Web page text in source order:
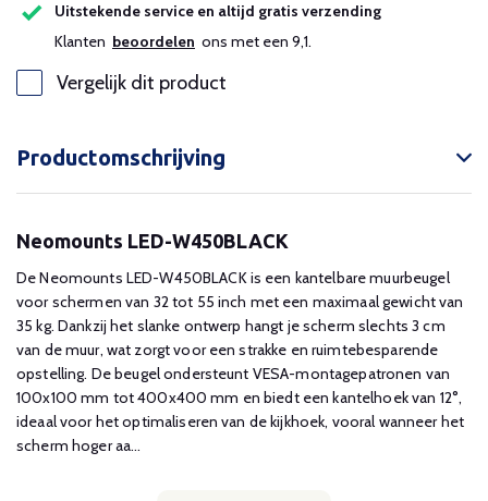
Uitstekende service en altijd gratis verzending
Klanten beoordelen ons met een 9,1.
Vergelijk dit product
Productomschrijving
Neomounts LED-W450BLACK
De Neomounts LED-W450BLACK is een kantelbare muurbeugel
voor schermen van 32 tot 55 inch met een maximaal gewicht van
35 kg. Dankzij het slanke ontwerp hangt je scherm slechts 3 cm
van de muur, wat zorgt voor een strakke en ruimtebesparende
opstelling. De beugel ondersteunt VESA-montagepatronen van
100x100 mm tot 400x400 mm en biedt een kantelhoek van 12°,
ideaal voor het optimaliseren van de kijkhoek, vooral wanneer het
scherm hoger aa...